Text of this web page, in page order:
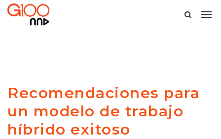
Recomendaciones para
un modelo de trabajo
híbrido exitoso